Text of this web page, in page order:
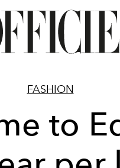
FASHION
to